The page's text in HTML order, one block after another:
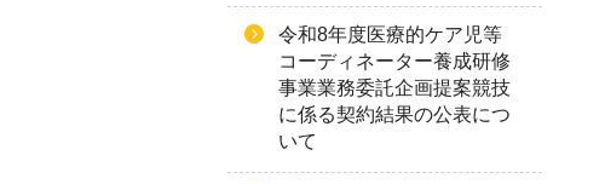
令和8年度医療的ケア児等
コーディネーター養成研修
事業業務委託企画提案競技
に係る契約結果の公表につ
いて